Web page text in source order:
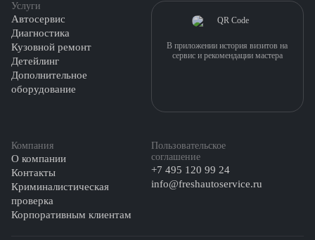
Услуги
Автосервис
Диагностика
Кузовной ремонт
Детейлинг
Дополнительное
оборудование
Компания
О компании
Контакты
Криминалистическая
проверка
Корпоративным клиентам
Пользовательское
соглашение
+7 495 120 99 24
info@freshautoservice.ru
В приложении история визитов на
сервис и рекомендации мастера